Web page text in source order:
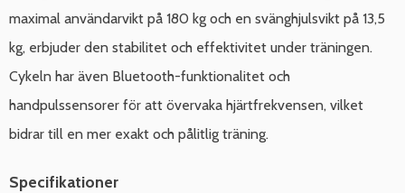
maximal användarvikt på 180 kg och en svänghjulsvikt på 13,5
kg, erbjuder den stabilitet och effektivitet under träningen.
Cykeln har även Bluetooth-funktionalitet och
handpulssensorer för att övervaka hjärtfrekvensen, vilket
bidrar till en mer exakt och pålitlig träning.
Specifikationer